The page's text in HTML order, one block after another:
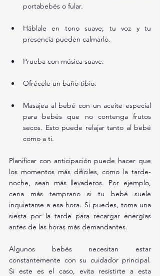
portabebés o fular.
Háblale en tono suave; tu voz y tu
presencia pueden calmarlo.
Prueba con música suave.
Ofrécele un baño tibio.
Masajea al bebé con un aceite especial
para bebés que no contenga frutos
secos. Esto puede relajar tanto al bebé
como a ti.
Planificar con anticipación puede hacer que
los momentos más difíciles, como la tarde-
noche, sean más llevaderos. Por ejemplo,
cena más temprano si tu bebé suele
inquietarse a esa hora. Si puedes, toma una
siesta por la tarde para recargar energías
antes de las horas más demandantes.
Algunos bebés necesitan estar
constantemente con su cuidador principal.
Si este es el caso, evita resistirte a esta